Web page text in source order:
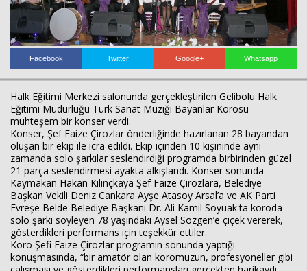
Facebook Twitter Google+ Whatsapp
Halk Eğitimi Merkezi salonunda gerçekleştirilen Gelibolu Halk
Eğitimi Müdürlüğü Türk Sanat Müziği Bayanlar Korosu
muhteşem bir konser verdi.
Konser, Şef Faize Çirozlar önderliğinde hazırlanan 28 bayandan
oluşan bir ekip ile icra edildi. Ekip içinden 10 kişininde aynı
zamanda solo şarkılar seslendirdiği programda birbirinden güzel
21 parça seslendirmesi ayakta alkışlandı. Konser sonunda
Kaymakan Hakan Kılınçkaya Şef Faize Çirozlara, Belediye
Başkan Vekili Deniz Cankara Ayşe Atasoy Arsal’a ve AK Parti
Evreşe Belde Belediye Başkanı Dr. Ali Kamil Soyuak'ta koroda
solo şarkı söyleyen 78 yaşındaki Aysel Sözgen’e çiçek vererek,
gösterdikleri performans için teşekkür ettiler.
Koro Şefi Faize Çirozlar programın sonunda yaptığı
konuşmasında, “bir amatör olan koromuzun, profesyoneller gibi
İLETİŞİM